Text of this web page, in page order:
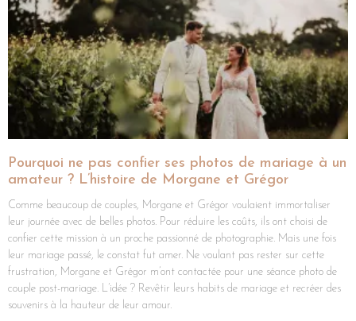
Pourquoi ne pas confier ses photos de mariage à un
amateur ? L’histoire de Morgane et Grégor
Comme beaucoup de couples, Morgane et Grégor voulaient immortaliser
leur journée avec de belles photos. Pour réduire les coûts, ils ont choisi de
confier cette mission à un proche passionné de photographie. Mais une fois
leur mariage passé, le constat fut amer. Ne voulant pas rester sur cette
frustration, Morgane et Grégor m’ont contactée pour une séance photo de
couple post-mariage. L’idée ? Revêtir leurs habits de mariage et recréer des
souvenirs à la hauteur de leur amour.